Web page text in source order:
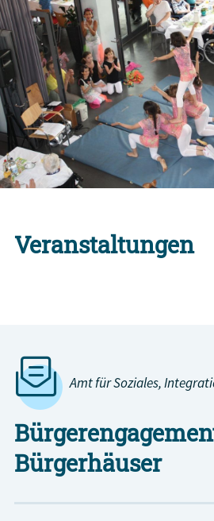
Veranstaltungen
Amt für Soziales,
Bürgerhäuser